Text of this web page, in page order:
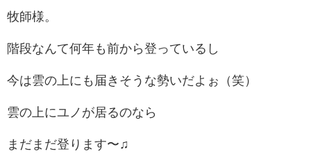
牧師様。
階段なんて何年も前から登っているし
今は雲の上にも届きそうな勢いだよぉ（笑）
雲の上にユノが居るのなら
まだまだ登ります〜♫